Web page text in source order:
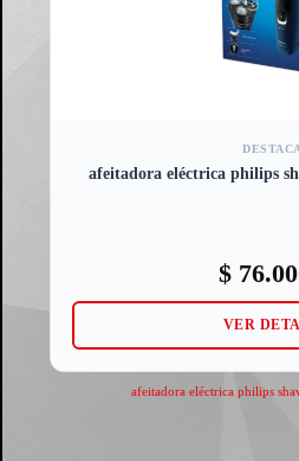
afeitadora eléctrica philips
$
VER
afeitadora eléctrica philips